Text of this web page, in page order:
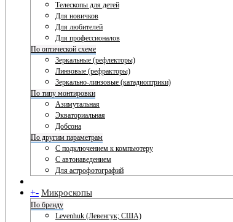
Телескопы для детей
Для новичков
Для любителей
Для профессионалов
По оптической схеме
Зеркальные (рефлекторы)
Линзовые (рефракторы)
Зеркально-линзовые (катадиоптрики)
По типу монтировки
Азимутальная
Экваториальная
Добсона
По другим параметрам
С подключением к компьютеру
С автонаведением
Для астрофотографий
+- Микроскопы
По бренду
Levenhuk (Левенгук; США)